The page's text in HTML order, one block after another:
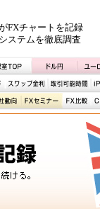
FXチャートを記録
ステムを徹底調査